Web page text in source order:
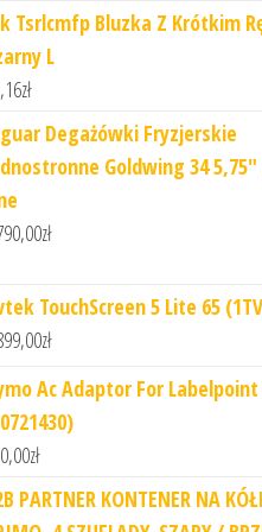
Tsrlcmfp Bluzka Z Krótkim
L
zł
Degażówki Fryzjerskie
Goldwing 34 5,75"
zł
TouchScreen 5 Lite 65
zł
Ac Adaptor For
zł
PARTNER KONTENER NA